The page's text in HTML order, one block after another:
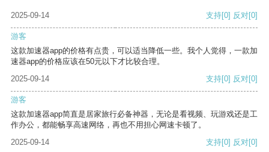
2025-09-14 支持[0] 反对[0]
游客
这款加速器app的价格有点贵，可以适当降低一些。我个人觉得，一款加
速器app的价格应该在50元以下才比较合理。
2025-09-14
支持[0] 反对[0]
游客
这款加速器app简直是居家旅行必备神器，无论是看视频、玩游戏还是工
作办公，都能畅享高速网络，再也不用担心网速卡顿了。
2025-09-14
支持[0] 反对[0]